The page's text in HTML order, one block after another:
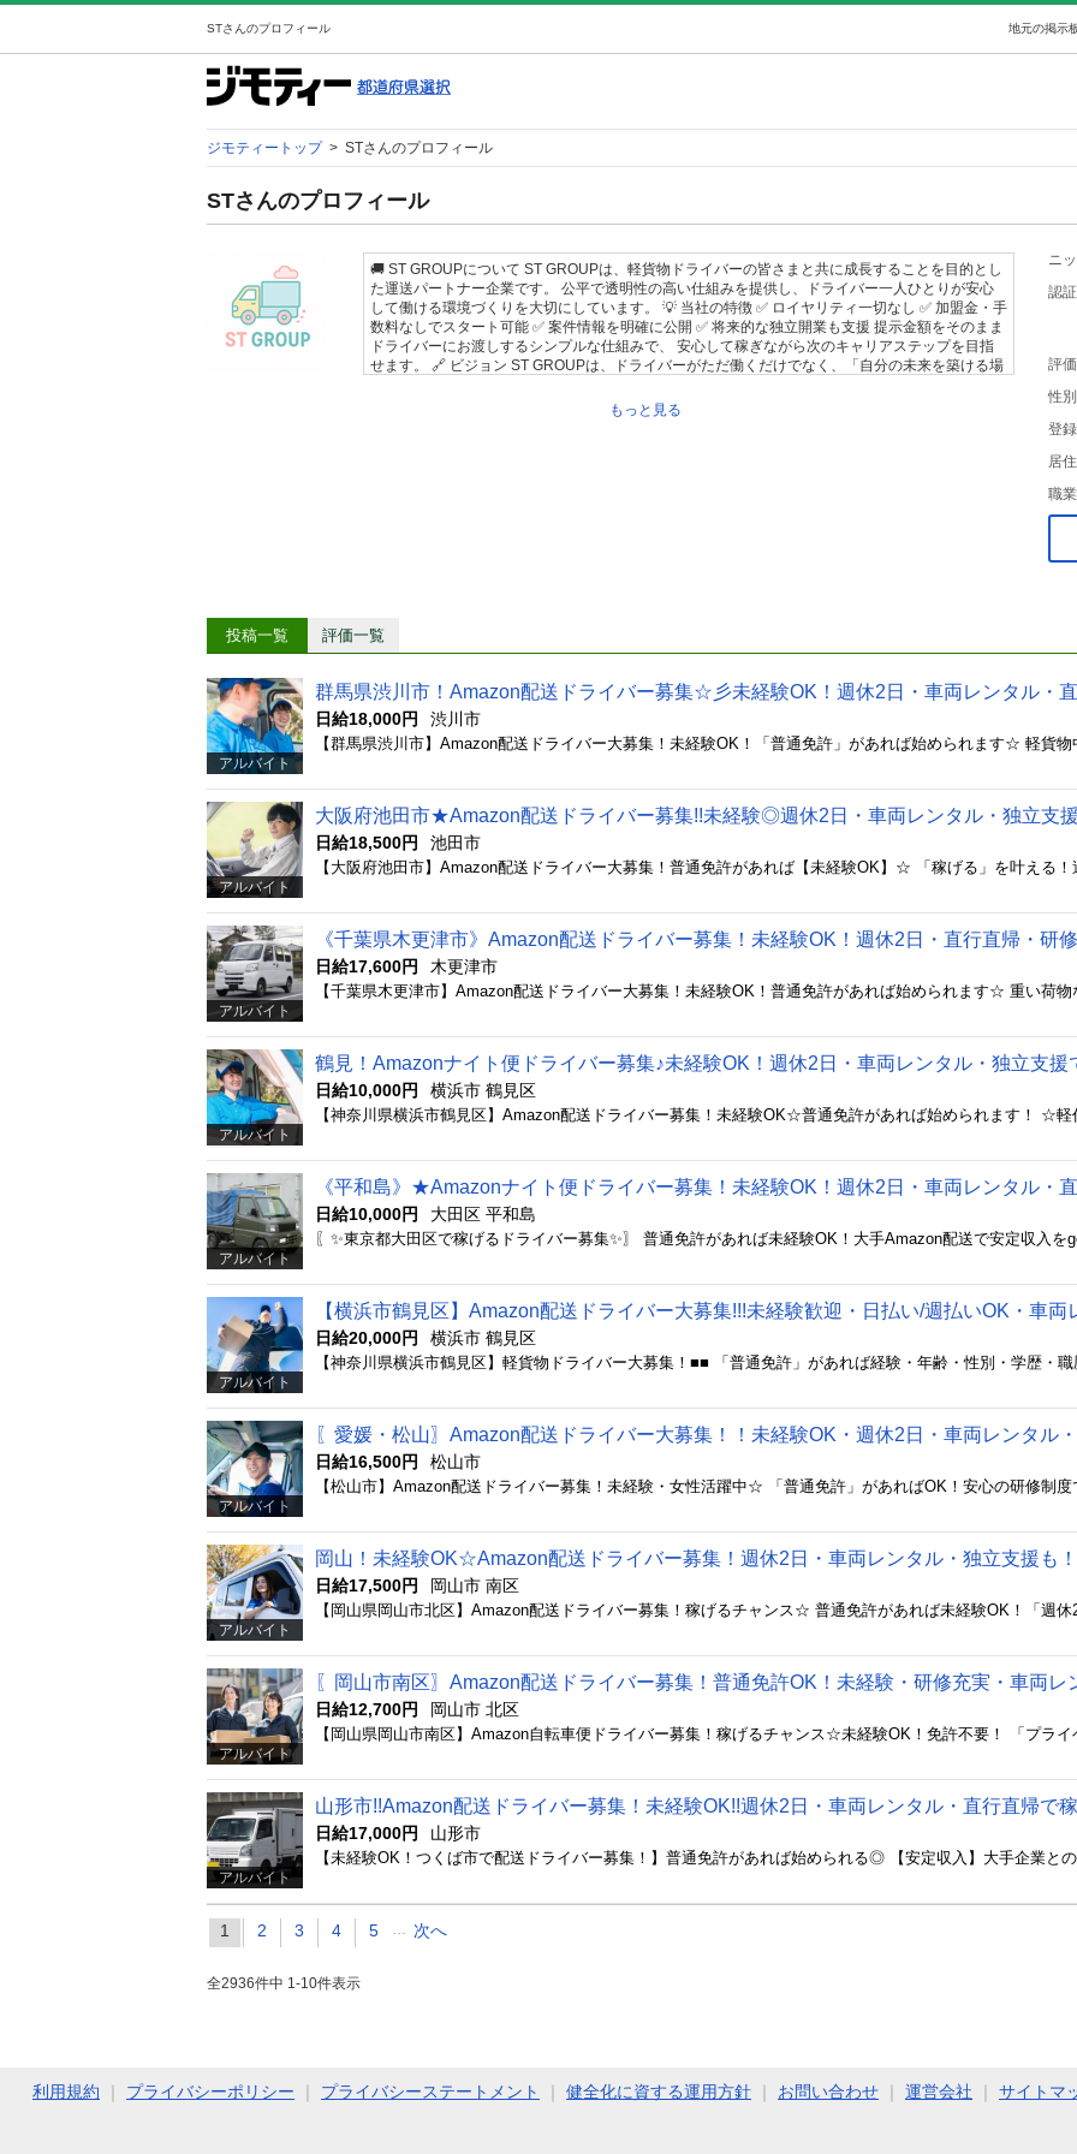
STさんのプロフィール 地元の掲示
ジモティートップ > STさんのプロフィール
STさんのプロフィール
🚚 ST GROUPについて ST GROUPは、軽貨物ドライバーの皆さまと共に成長することを目的とし
た運送パートナー企業です。 公平で透明性の高い仕組みを提供し、ドライバー一人ひとりが安心
して働ける環境づくりを大切にしています。 💡 当社の特徴 ✅ ロイヤリティ一切なし ✅ 加盟金・手
数料なしでスタート可能 ✅ 案件情報を明確に公開 ✅ 将来的な独立開業も支援 提示金額をそのまま
ドライバーにお渡しするシンプルな仕組みで、 安心して稼ぎながら次のキャリアステップを目指
せます。 🔗 ビジョン ST GROUPは、ドライバーがただ働くだけでなく、「自分の未来を築ける場
を通じて、将来的に自分の事業を持ちたい方を応援しています。 ⸻ 👤 ドライバー募集してい
もっと見る
ニ
認証
評価
性別
登
居
職業
投稿一覧 評価一覧
アルバイト
群馬県渋川市！Amazon配送ドライバー募集☆彡未経験OK！週休2日・車両レンタル・直
日給18,000円 渋川市
アルバイト
大阪府池田市★Amazon配送ドライバー募集!!未経験◎週休2日・車両レンタル・独立支
日給18,500円 池田市
アルバイト
《千葉県木更津市》Amazon配送ドライバー募集！未経験OK！週休2日・直行直帰・研修
日給17,600円 木更津市
アルバイト
鶴見！Amazonナイト便ドライバー募集♪未経験OK！週休2日・車両レンタル・独立支援
日給10,000円 横浜市 鶴見区
アルバイト
《平和島》★Amazonナイト便ドライバー募集！未経験OK！週休2日・車両レンタル・
日給10,000円 大田区 平和島
アルバイト
【横浜市鶴見区】Amazon配送ドライバー大募集!!!未経験歓迎・日払い/週払いOK・車両
日給20,000円 横浜市 鶴見区
アルバイト
〖愛媛・松山〗Amazon配送ドライバー大募集！！未経験OK・週休2日・車両レンタル
日給16,500円 松山市
アルバイト
岡山！未経験OK☆Amazon配送ドライバー募集！週休2日・車両レンタル・独立支援も！
日給17,500円 岡山市 南区
アルバイト
〖岡山市南区〗Amazon配送ドライバー募集！普通免許OK！未経験・研修充実・車両レ
日給12,700円 岡山市 北区
アルバイト
山形市!!Amazon配送ドライバー募集！未経験OK!!週休2日・車両レンタル・直行直帰で稼
日給17,000円 山形市
1 2 3 4 5 … 次へ
全2936件中 1-10件表示
利用規約 プライバシーポリシー プライバシーステートメント 健全化に資する運用方針 お問い合わせ 運営会社 サイトマ